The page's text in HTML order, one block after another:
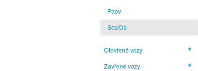
Paov
Scs/Oa
Otevřené vozy
Zavřené vozy